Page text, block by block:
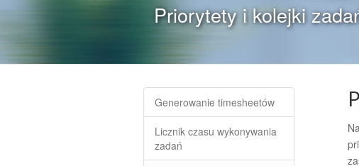
Priorytety i kolejki
Generowanie timesheetów
Licznik czasu wykonywania
zadań